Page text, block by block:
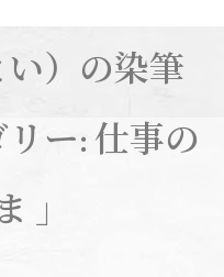
）の染筆
ー: 仕事の
」